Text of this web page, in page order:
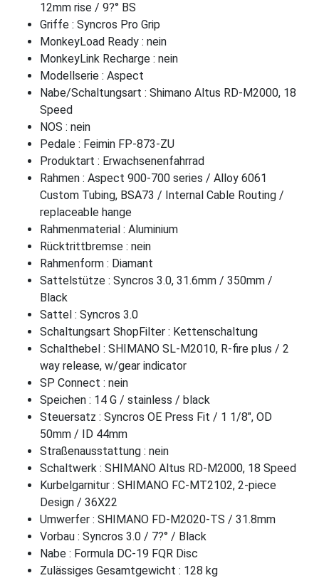
12mm rise / 9?° BS
Griffe : Syncros Pro Grip
MonkeyLoad Ready : nein
MonkeyLink Recharge : nein
Modellserie : Aspect
Nabe/Schaltungsart : Shimano Altus RD-M2000, 18
Speed
NOS : nein
Pedale : Feimin FP-873-ZU
Produktart : Erwachsenenfahrrad
Rahmen : Aspect 900-700 series / Alloy 6061
Custom Tubing, BSA73 / Internal Cable Routing /
replaceable hange
Rahmenmaterial : Aluminium
Rücktrittbremse : nein
Rahmenform : Diamant
Sattelstütze : Syncros 3.0, 31.6mm / 350mm /
Black
Sattel : Syncros 3.0
Schaltungsart ShopFilter : Kettenschaltung
Schalthebel : SHIMANO SL-M2010, R-fire plus / 2
way release, w/gear indicator
SP Connect : nein
Speichen : 14 G / stainless / black
Steuersatz : Syncros OE Press Fit / 1 1/8", OD
50mm / ID 44mm
Straßenausstattung : nein
Schaltwerk : SHIMANO Altus RD-M2000, 18 Speed
Kurbelgarnitur : SHIMANO FC-MT2102, 2-piece
Design / 36X22
Umwerfer : SHIMANO FD-M2020-TS / 31.8mm
Vorbau : Syncros 3.0 / 7?° / Black
Nabe : Formula DC-19 FQR Disc
Zulässiges Gesamtgewicht : 128 kg